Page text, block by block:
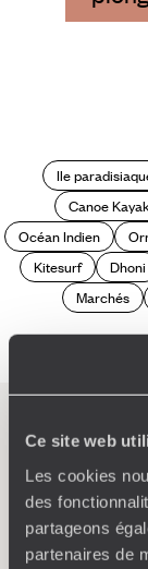
Ce site web
Les cookies
des
partageons
partenaires de
Ile
Canoe
Océan Indien
Kitesurf
Dhoni
Marchés